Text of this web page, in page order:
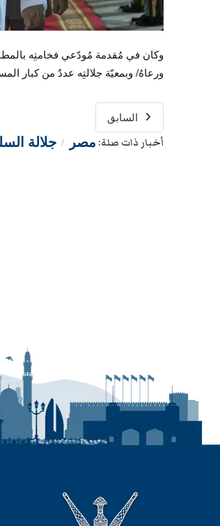
وكان في مُقدمة مُودّعي فخامتِه
ورعاهُ/ وبمعيّة جلالتِه عددٌ من كبار
السابق
أخبار ذات صلة: مصر / جلالة